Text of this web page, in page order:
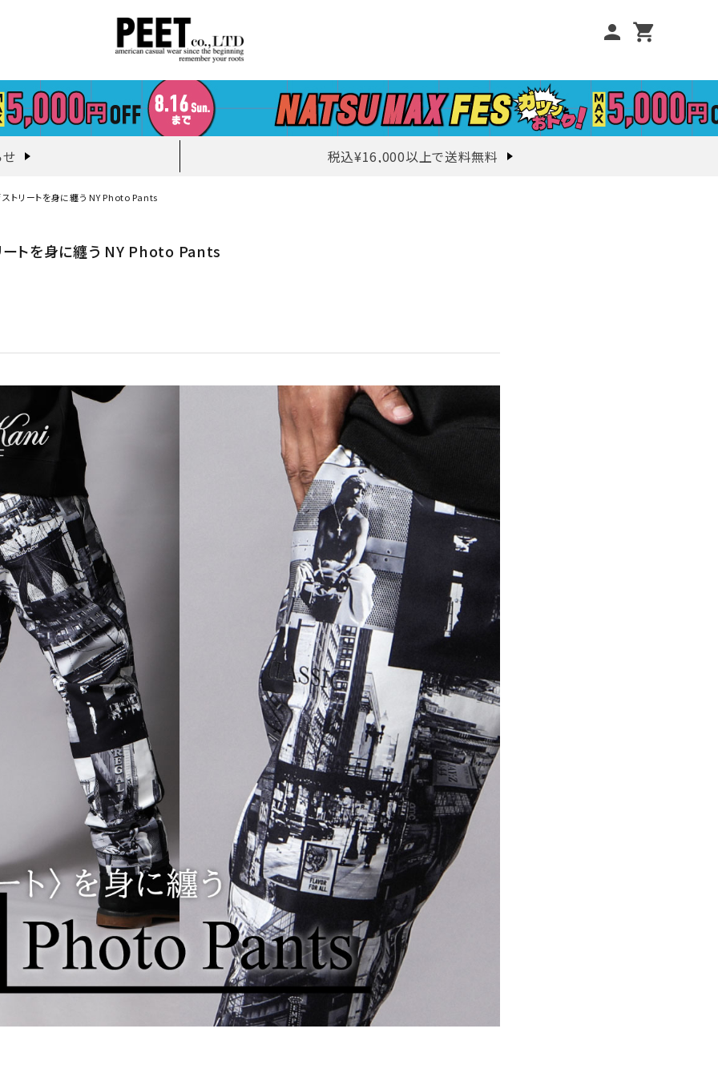
person shopping_cart
税込¥16,000以上で送料無料
トリートを身に纏う NY Photo Pants
トを身に纏う NY Photo Pants